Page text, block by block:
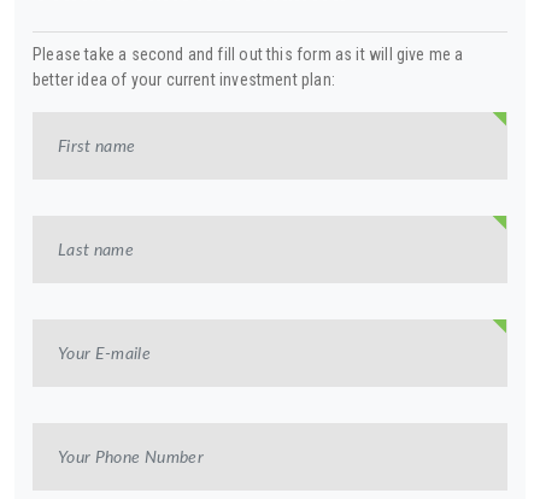
Please take a second and fill out this form as it will give me a
better idea of your current investment plan: